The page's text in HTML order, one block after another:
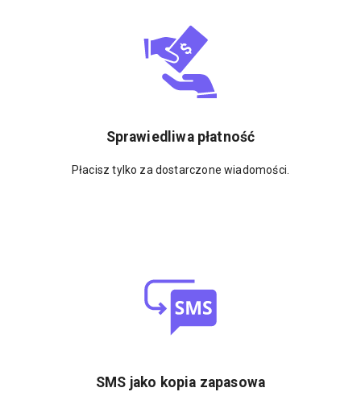
Sprawiedliwa płatność
Płacisz tylko za dostarczone wiadomości.
SMS jako kopia zapasowa